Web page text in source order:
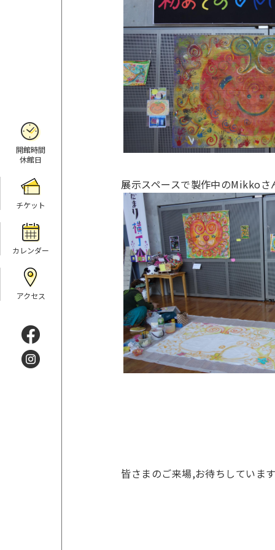
開館時間
休館日
チケット
カレンダー
アクセス
展示スペースで製作中のMikkoさ
皆さまのご来場,お待ちしていま